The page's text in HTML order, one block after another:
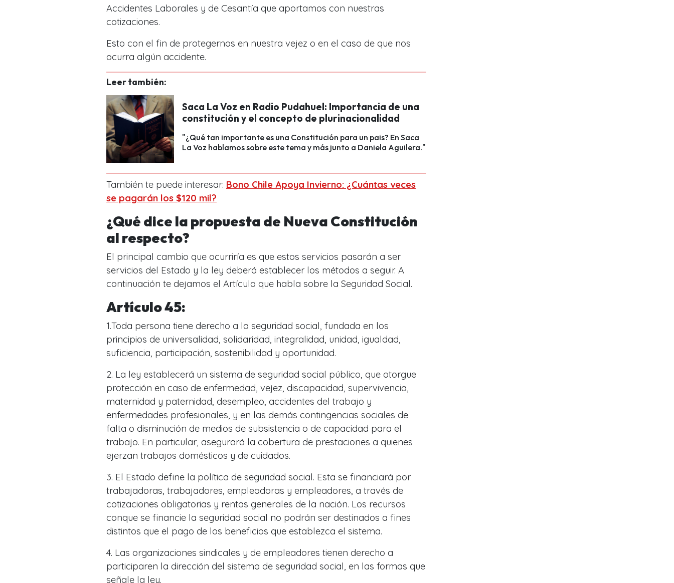
Accidentes Laborales y de Cesantía que aportamos con nuestras
cotizaciones.
Esto con el fin de protegernos en nuestra vejez o en el caso de que nos
ocurra algún accidente.
Leer también:
Saca La Voz en Radio Pudahuel: Importancia de una
constitución y el concepto de plurinacionalidad
"¿Qué tan importante es una Constitución para un pais? En Saca
La Voz hablamos sobre este tema y más junto a Daniela Aguilera."
También te puede interesar: Bono Chile Apoya Invierno: ¿Cuántas veces
se pagarán los $120 mil?
¿Qué dice la propuesta de Nueva Constitución
al respecto?
El principal cambio que ocurriría es que estos servicios pasarán a ser
servicios del Estado y la ley deberá establecer los métodos a seguir. A
continuación te dejamos el Artículo que habla sobre la Seguridad Social.
Artículo 45:
1.Toda persona tiene derecho a la seguridad social, fundada en los
principios de universalidad, solidaridad, integralidad, unidad, igualdad,
suficiencia, participación, sostenibilidad y oportunidad.
2. La ley establecerá un sistema de seguridad social público, que otorgue
protección en caso de enfermedad, vejez, discapacidad, supervivencia,
maternidad y paternidad, desempleo, accidentes del trabajo y
enfermedades profesionales, y en las demás contingencias sociales de
falta o disminución de medios de subsistencia o de capacidad para el
trabajo. En particular, asegurará la cobertura de prestaciones a quienes
ejerzan trabajos domésticos y de cuidados.
3. El Estado define la política de seguridad social. Esta se financiará por
trabajadoras, trabajadores, empleadoras y empleadores, a través de
cotizaciones obligatorias y rentas generales de la nación. Los recursos
conque se financie la seguridad social no podrán ser destinados a fines
distintos que el pago de los beneficios que establezca el sistema.
4. Las organizaciones sindicales y de empleadores tienen derecho a
participaren la dirección del sistema de seguridad social, en las formas que
señale la ley.